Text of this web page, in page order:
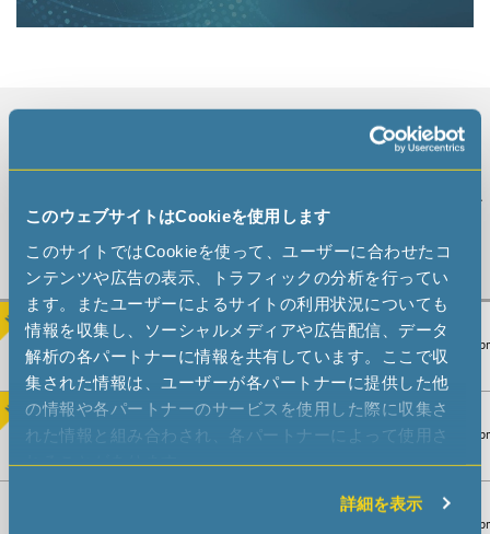
このウェブサイトはCookieを使用します
このサイトではCookieを使って、ユーザーに合わせたコ
ンテンツや広告の表示、トラフィックの分析を行ってい
ます。またユーザーによるサイトの利用状況についても
情報を収集し、ソーシャルメディアや広告配信、データ
解析の各パートナーに情報を共有しています。ここで収
集された情報は、ユーザーが各パートナーに提供した他
の情報や各パートナーのサービスを使用した際に収集さ
れた情報と組み合わされ、各パートナーによって使用さ
詳細を表示
Low Frequency Product catalog
[mm]
Freq.
Compare selected
OM-7605-C9 ±20
OV-7605-C9 MEDICAL 1.6 x 1.0 x 0.65 32.768 kHz ±20
±20